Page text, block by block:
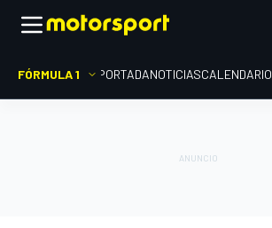
FÓRMULA 1 PORTADANOTICIASCALENDARIO